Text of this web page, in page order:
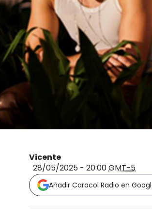
Vicente
28/05/2025 - 20:00GMT-5
Añadir Caracol Radio en